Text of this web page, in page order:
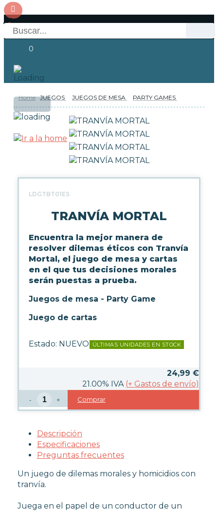
0
Acceso
OFERTAS
RESERVAS
NOVEDADES
FUNKO POP!
WARHAMMER
CARTAS TCG
MERCHANDISING
JUEGOS
JUEGOS DE MESA
PUZZLES
GUNDAM ASSEMBLE
OUTLET
Home JUEGOS JUEGOS DE MESA PARTY GAMES
LDGTBT01ES
TRANVÍA MORTAL
Encuentra la mejor manera de
resolver dilemas éticos con Tranvía
Mortal, el juego de mesa y cartas
en el que tus decisiones morales
serán puestas a prueba.
Juegos de mesa - Party Game
Juego de cartas
Estado: NUEVO ÚLTIMAS UNIDADES EN STOCK
24,99 €
21.00% IVA (+ Gastos de envío)
- + Comprar
Descripción
Especificaciones
Preguntas frecuentes
Un juego de dilemas morales y homicidios con
tranvía.
Juega en el papel de un conductor de un